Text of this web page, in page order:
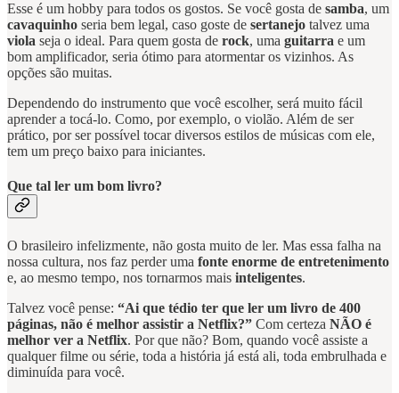
Esse é um hobby para todos os gostos. Se você gosta de samba, um
cavaquinho seria bem legal, caso goste de sertanejo talvez uma
viola seja o ideal. Para quem gosta de rock, uma guitarra e um
bom amplificador, seria ótimo para atormentar os vizinhos. As
opções são muitas.
Dependendo do instrumento que você escolher, será muito fácil
aprender a tocá-lo. Como, por exemplo, o violão. Além de ser
prático, por ser possível tocar diversos estilos de músicas com ele,
tem um preço baixo para iniciantes.
Que tal ler um bom livro?
O brasileiro infelizmente, não gosta muito de ler. Mas essa falha na
nossa cultura, nos faz perder uma fonte enorme de entretenimento
e, ao mesmo tempo, nos tornarmos mais inteligentes.
Talvez você pense: “Ai que tédio ter que ler um livro de 400
páginas, não é melhor assistir a Netflix?” Com certeza NÃO é
melhor ver a Netflix. Por que não? Bom, quando você assiste a
qualquer filme ou série, toda a história já está ali, toda embrulhada e
diminuída para você.